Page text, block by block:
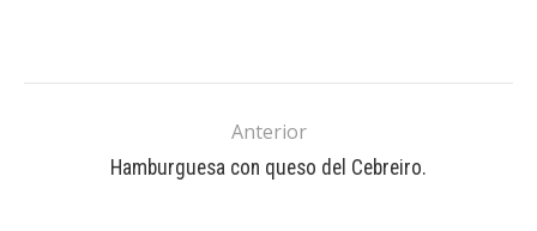
Anterior
Hamburguesa con queso del Cebreiro.